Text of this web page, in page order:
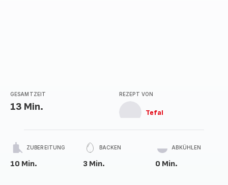
GESAMTZEIT
13 Min.
REZEPT VON
Tefal
ZUBEREITUNG
10 Min.
BACKEN
3 Min.
ABKÜHLEN
0 Min.